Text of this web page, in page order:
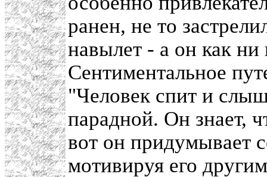
ранен, не то
навылет - а он как
Сентиментальное
"Человек спит и
парадной. Он знает,
вот он придумывает
мотивируя его